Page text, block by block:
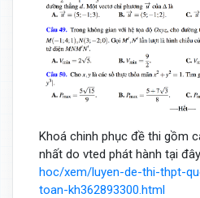
Khoá chinh phục đề thi gồm
nhất do vted phát hành tại
hoc/xem/luyen-de-thi-thpt-
toan-kh362893300.html